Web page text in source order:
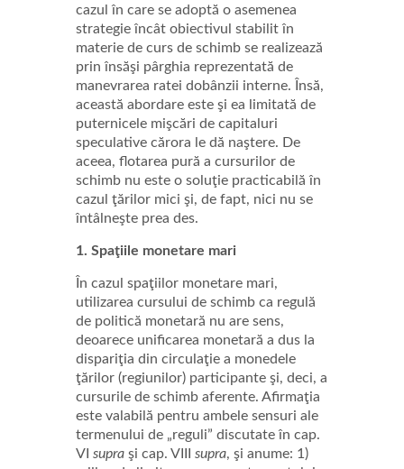
cazul în care se adoptă o asemenea
strategie încât obiectivul stabilit în
materie de curs de schimb se realizează
prin însăşi pârghia reprezentată de
manevrarea ratei dobânzii interne. Însă,
această abordare este şi ea limitată de
puternicele mişcări de capitaluri
speculative cărora le dă naştere. De
aceea, flotarea pură a cursurilor de
schimb nu este o soluţie practicabilă în
cazul ţărilor mici şi, de fapt, nici nu se
întâlneşte prea des.
1. Spaţiile monetare mari
În cazul spaţiilor monetare mari,
utilizarea cursului de schimb ca regulă
de politică monetară nu are sens,
deoarece unificarea monetară a dus la
dispariţia din circulaţie a monedele
ţărilor (regiunilor) participante şi, deci, a
cursurile de schimb aferente. Afirmaţia
este valabilă pentru ambele sensuri ale
termenului de „reguli” discutate în cap.
VI supra şi cap. VIII supra, şi anume: 1)